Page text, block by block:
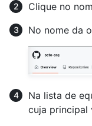
Clique no
No nome da
Na lista de
cuja principal